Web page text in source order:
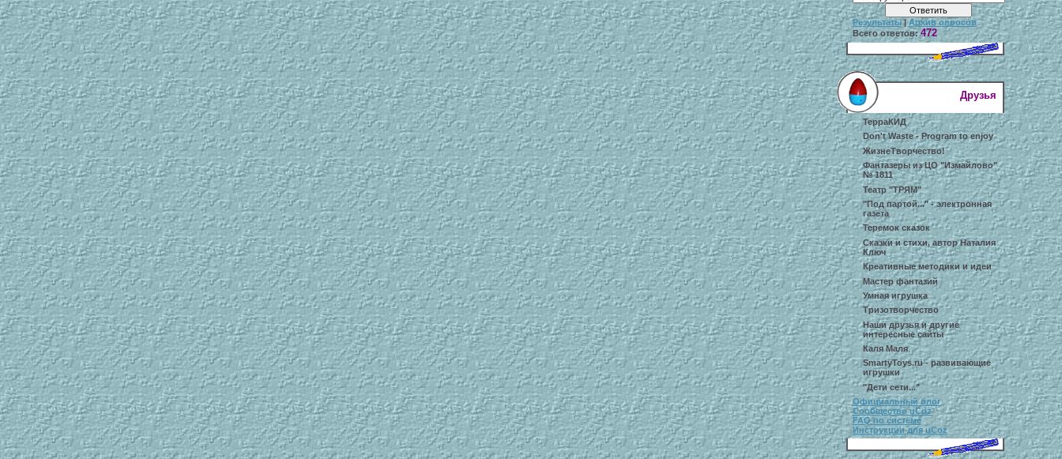
Результаты|Архив опросов
Всего ответов:472
Друзья
ТерраКИД
Don't Waste - Program to enjoy
ЖизнеТворчество!
Фантазеры из ЦО "Измайлово"
№ 1811
Театр "ТРЯМ"
"Под партой..." - электронная
газета
Теремок сказок
Сказки и стихи, автор Наталия
Ключ
Креативные методики и идеи
Мастер фантазий
Умная игрушка
Тризотворчество
Наши друзья и другие
интересные сайты
Каля Маля
SmartyToys.ru - развивающие
игрушки
"Дети сети..."
Официальный блог
Сообщество uCoz
FAQ по системе
Инструкции для uCoz